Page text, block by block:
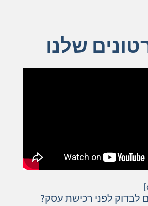
שלנו
לבדוק לפני רכישת עסק?